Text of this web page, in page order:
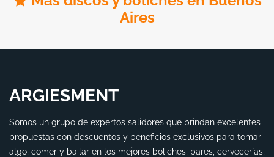
Aires
ARGIESMENT
Somos un grupo de expertos salidores que brindan excelentes
propuestas con descuentos y beneficios exclusivos para tomar
algo, comer y bailar en los mejores boliches, bares, cervecerías,